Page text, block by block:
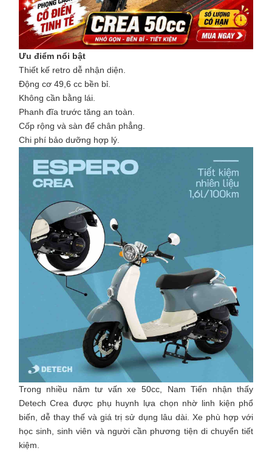
Ưu điểm nổi bật
Thiết kế retro dễ nhận diện.
Động cơ 49,6 cc bền bỉ.
Không cần bằng lái.
Phanh đĩa trước tăng an toàn.
Cốp rộng và sàn để chân phẳng.
Chi phí bảo dưỡng hợp lý.
Trong nhiều năm tư vấn xe 50cc, Nam Tiến nhận thấy
Detech Crea được phụ huynh lựa chọn nhờ linh kiện phổ
biến, dễ thay thế và giá trị sử dụng lâu dài. Xe phù hợp với
học sinh, sinh viên và người cần phương tiện di chuyển tiết
kiệm.